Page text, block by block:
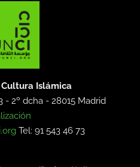
Islámica
- 2º dcha -28015 Madrid
Tel: 91 543 46 73